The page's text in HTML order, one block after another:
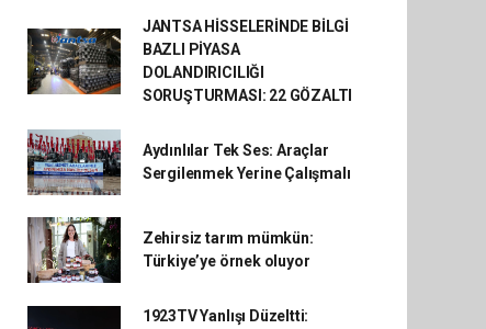
JANTSA HİSSELERİNDE BİLGİ
BAZLI PİYASA
DOLANDIRICILIĞI
SORUŞTURMASI: 22 GÖZALTI
Aydınlılar Tek Ses: Araçlar
Sergilenmek Yerine Çalışmalı
Zehirsiz tarım mümkün:
Türkiye’ye örnek oluyor
1923TV Yanlışı Düzeltti: